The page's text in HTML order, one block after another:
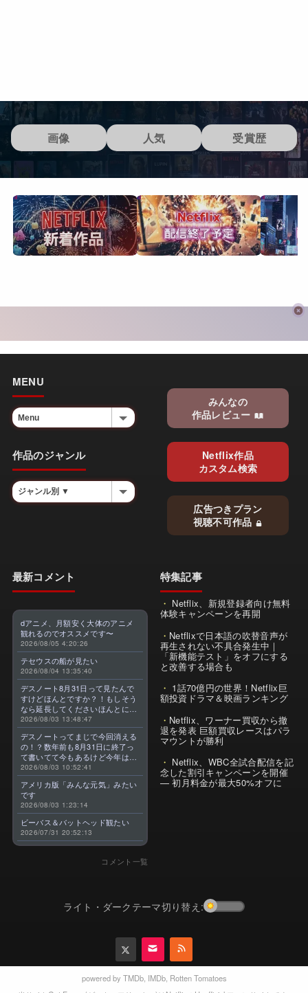
画像 人気 受賞歴
MENU
作品のジャンル
みんなの
作品レビュー
Netflix作品
カスタム検索
広告つきプラン
視聴不可作品
最新コメント
dアニメ、月額安く大体のアニメ
観れるのでオススメです〜
2026/08/05 4:20:26
テセウスの船が見たい
2026/08/04 13:35:40
デスノート8月31日って見たんで
すけどほんとですか？！もしそう
なら延長してくださいほんとに大
好きなんです😭
2026/08/03 13:48:47
デスノートってまじで今回消える
の！？数年前も8月31日に終了っ
て書いてて今もあるけど今年はま
じのやつ！？よくわからん！！で
きればなくならないでほしい！平
成アニメを振り返らせてくれっ
っ！！！！！！！
2026/08/03 10:52:41
アメリカ版「みんな元気」みたい
です
2026/08/03 1:23:14
ビーバス＆バットヘッド観たい
2026/07/31 20:52:13
コメント一覧
特集記事
Netflix、新規登録者向け無料
体験キャンペーンを再開
Netflixで日本語の吹替音声が
再生されない不具合発生中｜
「新機能テスト」をオフにする
と改善する場合も
1話70億円の世界！Netflix巨
額投資ドラマ＆映画ランキング
Netflix、ワーナー買収から撤
退を発表 巨額買収レースはパラ
マウントが勝利
Netflix、WBC全試合配信を記
念した割引キャンペーンを開催
— 初月料金が最大50%オフに
ライト・ダークテーマ切り替え:
powered by TMDb, IMDb, Rotten Tomatoes